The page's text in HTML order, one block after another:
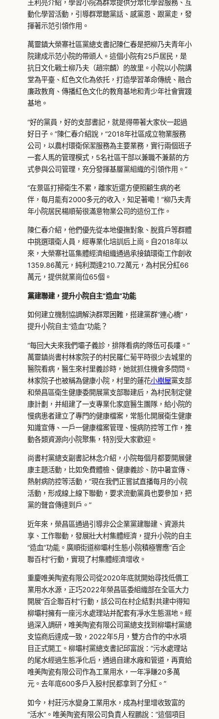
王利亮介紹，學習小院為群眾提供分眾化學習服務、互
動化學習活動，引導群眾聽黨話、感黨恩、跟黨走，發
揮著示范引領作用。
萬靈鎮大榮寨社區黨總支書記陳仁春是把柳乃夫青年小
院建成示范小院的帶頭人。這個小院有25戶居民，是
抗日文化戰士柳乃夫（趙宗麟）的故里。小院以小院講
堂為平臺、紅色文化為依托，打造學習革命傳統、融合
廉政教育、傳播紅色文化的教育基地和青少年社會實踐
基地。
“好的黨員，好的支部書記，就是得帶著大家伙一起過
好日子。”陳仁春介紹說，“2018年社區成立物業服務
公司，以農村環衛保潔服務為主要業務，實行兩個班子
一套人馬的管理模式，5名社區干部以兼職不兼薪的方
式參與公司管理，充分發揮基層黨組織的引領作用。”
“在景區打掃衛生不累，離家近還方便照顧生病的老
伴，每月能有2000多元的收入，知足著嘞！”柳乃夫青
年小院居民楊順菊很滿意物業公司的這份工作。
陳仁春介紹，他們優先從本地優撫對象、脫貧戶等群體
中挑選環衛人員，經專業化培訓后上崗。自2018年以
來，大榮寨社區集體經濟組織通過承接鎮環衛工作創收
1359.86萬元，純利潤達210.72萬元，為村民分紅66
萬元，提供就業崗位65個。
黨建聯建，提升小院自主“造血”功能
如何建立機制協調解決群眾困難，搭建黨群“連心橋”，
提升小院自主“造血”功能？
“每回大夫來我們壩子義診，排隊看病的隊伍可長嘍。”
萬靈鎮尚書村林家院子的村民羅仁菊平時很少去城里的
醫院看病，醫生來村里義診時，她就抓住機會多問問。
林家院子也被稱為健康小院，村里的蓮花小樹屋黨支部
和榮昌區衛生健康委開展黨支部聯建后，為村民制定健
康計劃，并組建了一支專業化家庭醫生團隊，給小院的
慢病患者建立了專門的健康檔案，常態化開展衛生健康
知識宣傳、一戶一健康檔案管理、慢病防控等工作，推
動各類資源向小院聚集，特別受大家歡迎。
尚書村黨總支副書記林念介紹，小院每個月都要開展健
康主題活動，比如免費體檢、健康義診、防中暑宣傳、
熱射病防控等活動，“現在我們正嘗試直播每月的小院
活動，形成線上線下聯動，要求流動黨員也要參加，把
黨的聲音傳達到戶。”
近年來，榮昌區通過引導非公企業黨建聯建、資源共
享、工作聯動，發展壯大村集體經濟，提升小院的自主
“造血”功能。廣順街道柳壩村生態小院積極響應“百企
聯百村”行動，實現了村集體經濟增收。
重慶唯美陶瓷有限公司從2020年底就開始尋找低價工
業用水水源，正巧2022年榮昌區委組織部在全區大力
開展“百企聯百村”行動，該公司在村企結對共建中得知
柳壩村擁有一座污水處理站并配套有凈水生態濕地。經
過深入調研，唯美陶瓷有限公司黨總支找到柳壩村黨總
支協商后達成一致，2022年5月，雙方合作的中水項
目正式開工。柳壩村黨總支書記邱富說：“污水處理站
的尾水經過生態凈化后，通過自建水廠和管道，再賣給
唯美陶瓷有限公司作為工業用水，一年凈賺20多萬
元。去年底600多戶入股村民都拿到了分紅。”
如今，村莊污水變身工業用水，成為村里增收致富的
“活水”。唯美陶瓷有限公司負責人程鵬說：“這個項目